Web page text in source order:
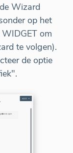
Wizard
op het
WIDGET om
te volgen).
de optie